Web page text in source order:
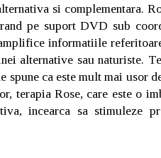
si complementara.
pe suport DVD sub
informatiile
alternative sau naturiste.
spune ca este mult mai usor
terapia Rose, care este o
incearca sa stimuleze